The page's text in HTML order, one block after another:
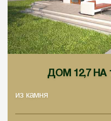
ДОМ 12,7 НА
из камня